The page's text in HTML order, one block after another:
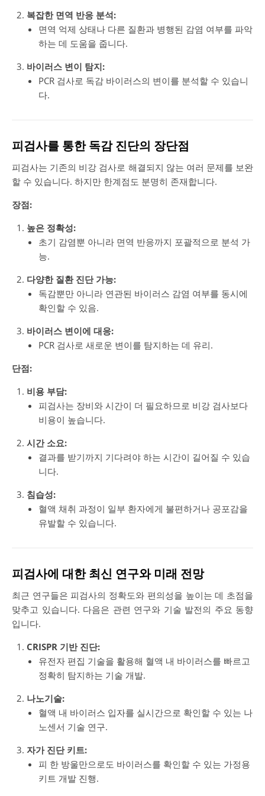
복잡한 면역 반응 분석:
면역 억제 상태나 다른 질환과 병행된 감염 여부를 파악
하는 데 도움을 줍니다.
바이러스 변이 탐지:
PCR 검사로 독감 바이러스의 변이를 분석할 수 있습니
다.
피검사를 통한 독감 진단의 장단점
피검사는 기존의 비강 검사로 해결되지 않는 여러 문제를 보완
할 수 있습니다. 하지만 한계점도 분명히 존재합니다.
장점:
높은 정확성:
초기 감염뿐 아니라 면역 반응까지 포괄적으로 분석 가
능.
다양한 질환 진단 가능:
독감뿐만 아니라 연관된 바이러스 감염 여부를 동시에
확인할 수 있음.
바이러스 변이에 대응:
PCR 검사로 새로운 변이를 탐지하는 데 유리.
단점:
비용 부담:
피검사는 장비와 시간이 더 필요하므로 비강 검사보다
비용이 높습니다.
시간 소요:
결과를 받기까지 기다려야 하는 시간이 길어질 수 있습
니다.
침습성:
혈액 채취 과정이 일부 환자에게 불편하거나 공포감을
유발할 수 있습니다.
피검사에 대한 최신 연구와 미래 전망
최근 연구들은 피검사의 정확도와 편의성을 높이는 데 초점을
맞추고 있습니다. 다음은 관련 연구와 기술 발전의 주요 동향
입니다.
CRISPR 기반 진단:
유전자 편집 기술을 활용해 혈액 내 바이러스를 빠르고
정확히 탐지하는 기술 개발.
나노기술:
혈액 내 바이러스 입자를 실시간으로 확인할 수 있는 나
노센서 기술 연구.
자가 진단 키트:
피 한 방울만으로도 바이러스를 확인할 수 있는 가정용
키트 개발 진행.